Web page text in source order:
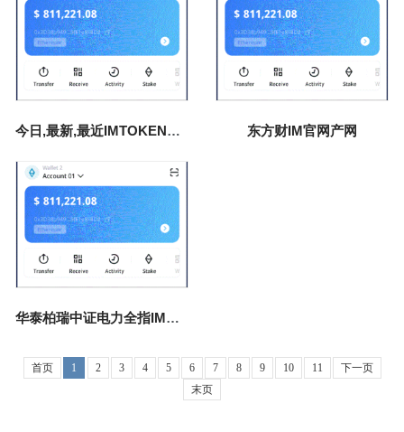
今日,最新,最近IMTOKEN下载福建厦门新闻中心 东方财IM官网产网
华泰柏瑞中证电力全指IM钱包官网ETF发起式联接C(018173)基金
首页 1 2 3 4 5 6 7 8 9 10 11
下一页
末页